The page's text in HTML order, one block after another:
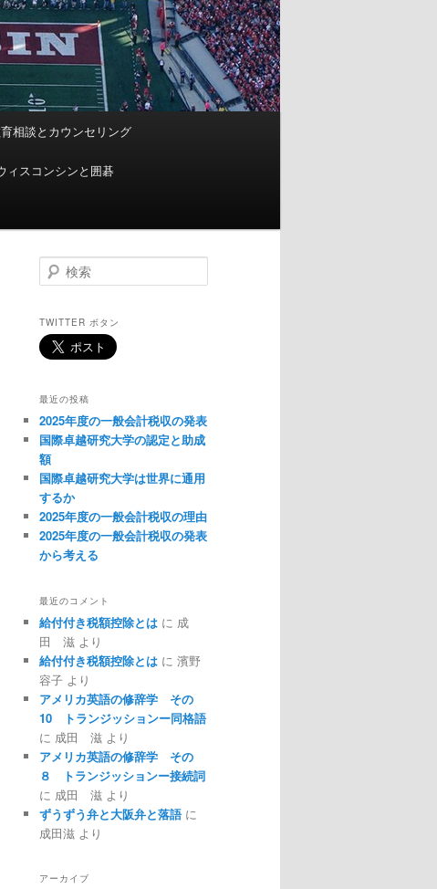
相談とカウンセリング
ィスコンシンと囲碁
検
索
TWITTER ボタン
最近の投稿
2025年度の一般会計税収の発表
国際卓越研究大学の認定と助成
額
国際卓越研究大学は世界に通用
するか
2025年度の一般会計税収の理由
2025年度の一般会計税収の発表
から考える
最近のコメント
給付付き税額控除とは に 成
田 滋 より
給付付き税額控除とは に 濱野
容子 より
アメリカ英語の修辞学 その
10 トランジッションー同格語
に 成田 滋 より
アメリカ英語の修辞学 その
８ トランジッションー接続詞
に 成田 滋 より
ずうずう弁と大阪弁と落語に
成田滋 より
アーカイブ